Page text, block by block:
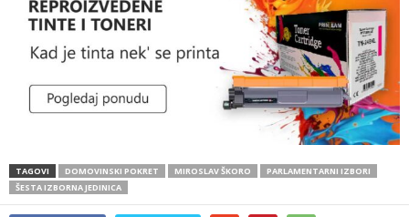
TAGOVI DOMOVINSKI POKRET MIROSLAV ŠKORO
PARLAMENTARNI IZBORI
ŠESTA IZBORNA JEDINICA